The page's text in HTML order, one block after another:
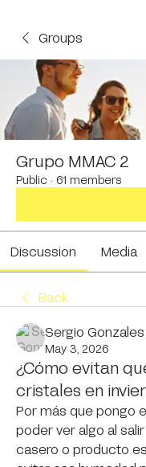
Groups
Grupo MMAC 2
Public · 61 members
Discussion Media
Back
Sergio Gonzales
May 3, 2026
¿Cómo evitan
cristales en
Por más que pongo
poder ver algo al
casero o producto